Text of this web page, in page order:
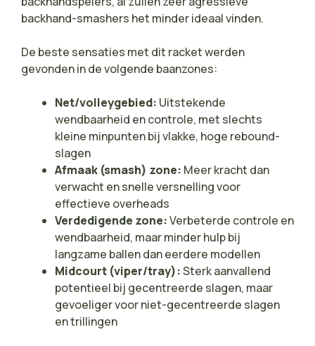
backhand-smashers het minder ideaal vinden.
De beste sensaties met dit racket werden
gevonden in de volgende baanzones:
Net/volleygebied: Uitstekende
wendbaarheid en controle, met slechts
kleine minpunten bij vlakke, hoge rebound-
slagen
Afmaak (smash) zone: Meer kracht dan
verwacht en snelle versnelling voor
effectieve overheads
Verdedigende zone:Verbeterde controle en
wendbaarheid, maar minder hulp bij
langzame ballen dan eerdere modellen
Midcourt (viper/tray):Sterk aanvallend
potentieel bij gecentreerde slagen, maar
gevoeliger voor niet-gecentreerde slagen
en trillingen